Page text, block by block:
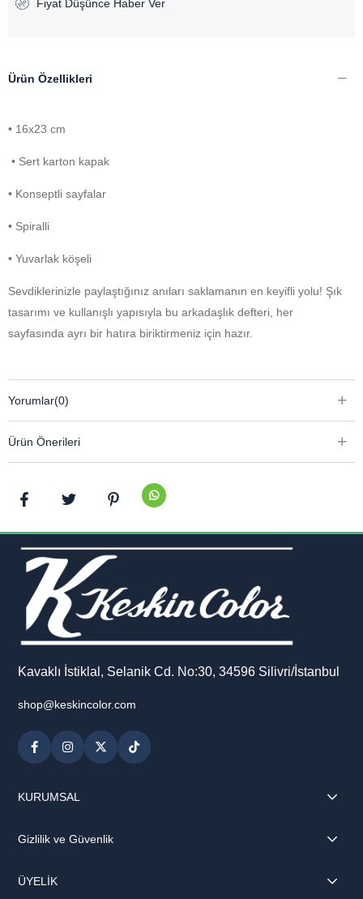
Fiyat Düşünce Haber Ver
Ürün Özellikleri
• 16x23 cm
• Sert karton kapak
• Konseptli sayfalar
• Spiralli
• Yuvarlak köşeli
Sevdiklerinizle paylaştığınız anıları saklamanın en keyifli yolu! Şık
tasarımı ve kullanışlı yapısıyla bu arkadaşlık defteri, her
sayfasında ayrı bir hatıra biriktirmeniz için hazır.
Yorumlar(0)
Ürün Önerileri
Kavaklı İstiklal, Selanik Cd. No:30, 34596 Silivri/İstanbul
shop@keskincolor.com
KURUMSAL
Gizlilik ve Güvenlik
ÜYELİK